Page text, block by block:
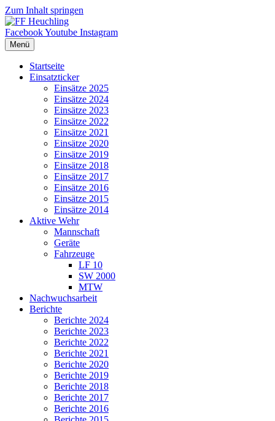
Zum Inhalt springen
FacebookYoutube Instagram
Menü
Startseite
Einsatzticker
Einsätze 2025
Einsätze 2024
Einsätze 2023
Einsätze 2022
Einsätze 2021
Einsätze 2020
Einsätze 2019
Einsätze 2018
Einsätze 2017
Einsätze 2016
Einsätze 2015
Einsätze 2014
Aktive Wehr
Mannschaft
Geräte
Fahrzeuge
LF 10
SW 2000
MTW
Nachwuchsarbeit
Berichte
Berichte 2024
Berichte 2023
Berichte 2022
Berichte 2021
Berichte 2020
Berichte 2019
Berichte 2018
Berichte 2017
Berichte 2016